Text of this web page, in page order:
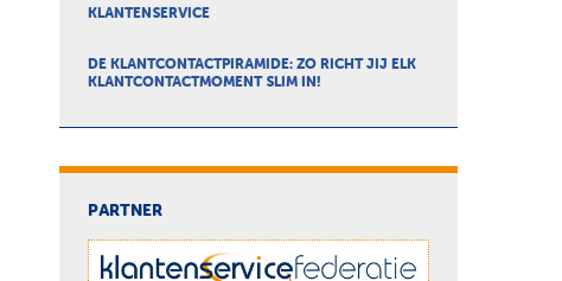
KLANTENSERVICE
DE KLANTCONTACTPIRAMIDE: ZO RICHT JIJ ELK
KLANTCONTACTMOMENT SLIM IN!
PARTNER